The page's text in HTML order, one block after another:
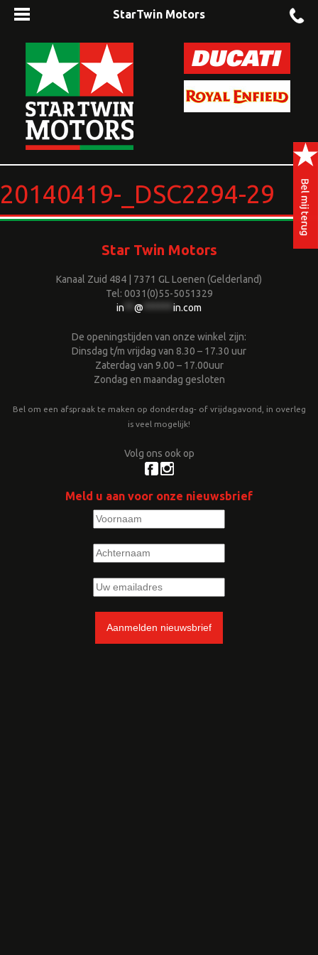
StarTwin Motors
20140419-_DSC2294-29
Star Twin Motors
Kanaal Zuid 484 | 7371 GL Loenen (Gelderland)
Tel: 0031(0)55-5051329
in
@ in.com
De openingstijden van onze winkel zijn:
Dinsdag t/m vrijdag van 8.30 – 17.30 uur
Zaterdag van 9.00 – 17.00uur
Zondag en maandag gesloten
Bel om een afspraak te maken op donderdag- of vrijdagavond, in overleg
is veel mogelijk!
Volg ons ook op
Meld u aan voor onze nieuwsbrief